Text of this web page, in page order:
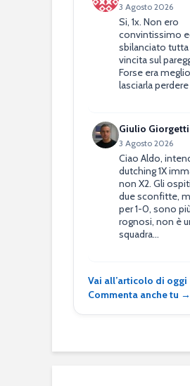
3 Agosto 2026
Si, 1x. Non ero
convintissimo
sbilanciato tutta
vincita sul
Forse era meglio
lasciarla perdere
Giulio Giorgetti
3 Agosto 2026
Ciao Aldo,
dutching 1X
non X2. Gli
due sconfitte,
per 1-0, sono più
rognosi, non è
squadra…
Vai all’articolo di
Commenta anche tu →